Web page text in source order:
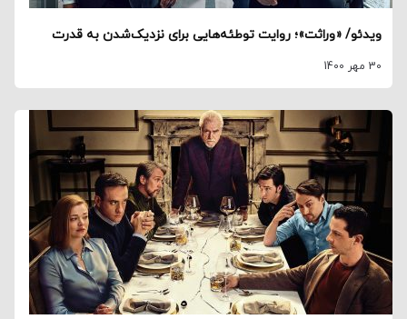
ویدئو/ «وراثت»؛ روایت توطئه‌هایی برای نزدیک‌شدن به قدرت
30 مهر 1400